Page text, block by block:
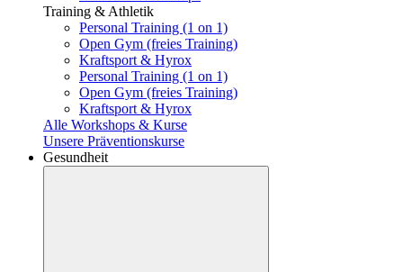
Training & Athletik
Personal Training (1 on 1)
Open Gym (freies Training)
Kraftsport & Hyrox
Personal Training (1 on 1)
Open Gym (freies Training)
Kraftsport & Hyrox
Alle Workshops & Kurse
Unsere Präventionskurse
Gesundheit